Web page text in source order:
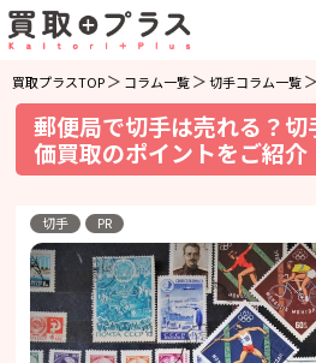
買取プラスTOP コラム一覧 切手コラム一覧
郵便局で切手は売れる？
価買取のポイントをご紹介
切手 PR